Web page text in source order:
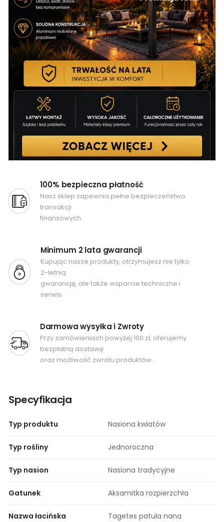
100% bezpieczna płatność
Nasz sklep zapewnia pełne bezpieczeństwo
transakcji
finansowych.
Minimum 2 lata gwarancji
Kupując nasze produkty, otrzymujesz nie tylko
2-letnią
gwarancję, ale także wsparcie techniczne i
serwis.
Darmowa wysyłka i Zwroty
Przy zamówieniach powyżej 100 zł, oferujemy
bezpłatną dostawę
oraz możliwość zwrotu produktów.
Specyfikacja
Typ produktu Nasiona kwiatów
Typ rośliny Jednoroczna
Typ nasion Nasiona tradycyjne
Gatunek Aksamitka rozpierzchła
Nazwa łacińska Tagetes patula nana